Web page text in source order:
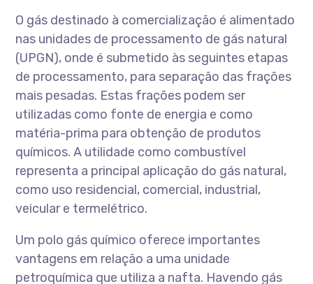
O gás destinado à comercialização é alimentado
nas unidades de processamento de gás natural
(UPGN), onde é submetido às seguintes etapas
de processamento, para separação das frações
mais pesadas. Estas frações podem ser
utilizadas como fonte de energia e como
matéria-prima para obtenção de produtos
químicos. A utilidade como combustível
representa a principal aplicação do gás natural,
como uso residencial, comercial, industrial,
veicular e termelétrico.
Um polo gás químico oferece importantes
vantagens em relação a uma unidade
petroquímica que utiliza a nafta. Havendo gás